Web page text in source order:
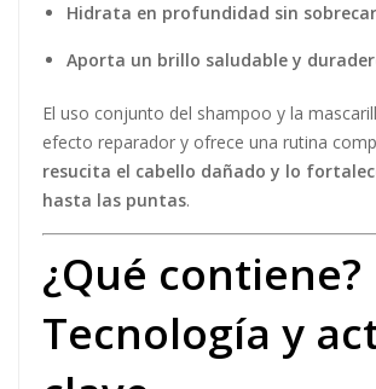
Hidrata en profundidad sin
Aporta un brillo saludable y
El uso conjunto del shampoo y la
efecto reparador y ofrece una rutina
resucita el cabello dañado y lo
hasta las puntas.
¿Qué contiene?
Tecnología y